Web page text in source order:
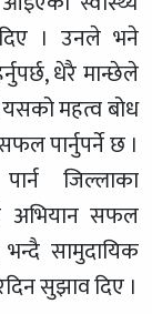
दिए । उनले भने
धेरै मान्छेले
महत्व बोध
पार्नुपर्ने छ ।
जिल्लाका
अभियान सफल
सामुदायिक
सुझाव दिए ।